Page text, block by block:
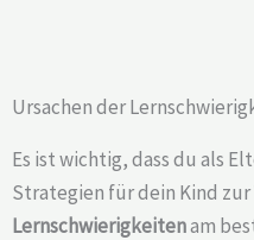
Ursachen der
Es ist wichtig, dass du als
Strategien für dein Kind
Lernschwierigkeitenam